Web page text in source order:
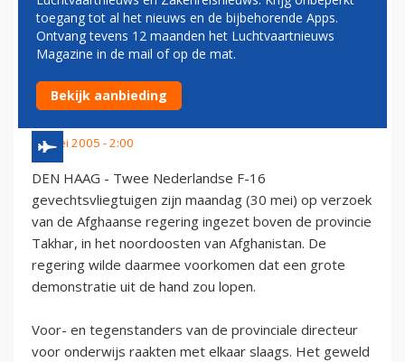
NEDERLANDSE F-16S
MOETEN DEMONSTRATIE IN
AFGHANISTAN VOORKOMEN
31 mei 2005 - 2:00
DEN HAAG - Twee Nederlandse F-16
gevechtsvliegtuigen zijn maandag (30 mei) op verzoek
van de Afghaanse regering ingezet boven de provincie
Takhar, in het noordoosten van Afghanistan. De
regering wilde daarmee voorkomen dat een grote
demonstratie uit de hand zou lopen.
Voor- en tegenstanders van de provinciale directeur
voor onderwijs raakten met elkaar slaags. Het geweld
toegang tot al het nieuws en de bijbehorende Apps.
Ontvang tevens 12 maanden het Luchtvaartnieuws
Magazine in de mail of op de mat.
Bekijk aanbieding